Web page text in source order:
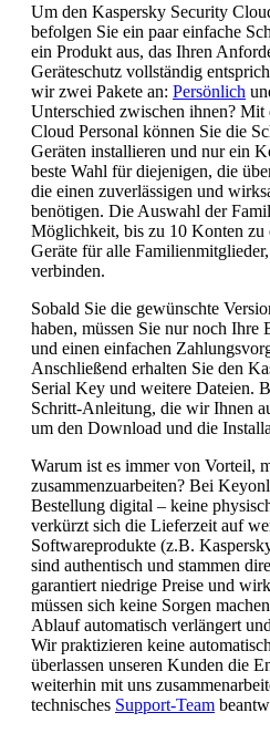
Um den Kaspersky Security
befolgen Sie ein paar einfache
ein Produkt aus, das Ihren
Geräteschutz vollständig
wir zwei Pakete an: Persönlich
Unterschied zwischen ihnen?
Cloud Personal können Sie die
Geräten installieren und nur ein
beste Wahl für diejenigen, die
die einen zuverlässigen und
benötigen. Die Auswahl der
Möglichkeit, bis zu 10 Konten zu
Geräte für alle
verbinden.
Sobald Sie die gewünschte
haben, müssen Sie nur noch Ihre
und einen einfachen
Anschließend erhalten Sie den
Serial Key und weitere Dateien.
Schritt-Anleitung, die wir Ihnen
um den Download und die
Warum ist es immer von Vorteil,
zusammenzuarbeiten? Bei
Bestellung digital – keine
verkürzt sich die Lieferzeit auf
Softwareprodukte (z.B.
sind authentisch und stammen
garantiert niedrige Preise und
müssen sich keine Sorgen
Ablauf automatisch verlängert
Wir praktizieren keine
überlassen unseren Kunden die
weiterhin mit uns
technisches Support-Team